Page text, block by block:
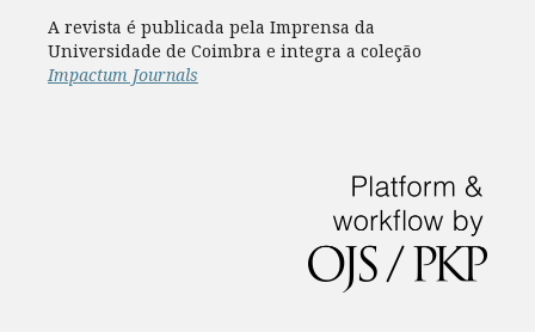
A revista é publicada pela Imprensa da
Universidade de Coimbra e integra a coleção
Impactum Journals